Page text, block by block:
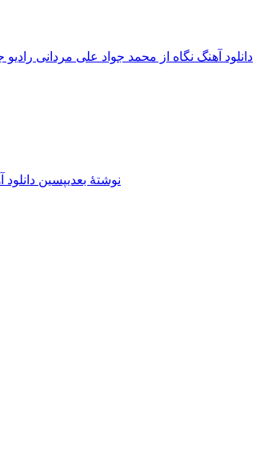
دانلود آهنگ نگاه از محمد جواد علی مردانی رادیو
نوشته‌ٔ بعدیپسین